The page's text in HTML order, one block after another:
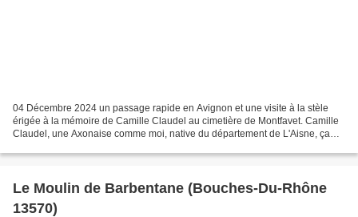
04 Décembre 2024 un passage rapide en Avignon et une visite à la stèle
érigée à la mémoire de Camille Claudel au cimetière de Montfavet. Camille
Claudel, une Axonaise comme moi, native du département de L'Aisne, ça
Le Moulin de Barbentane (Bouches-Du-Rhône
13570)